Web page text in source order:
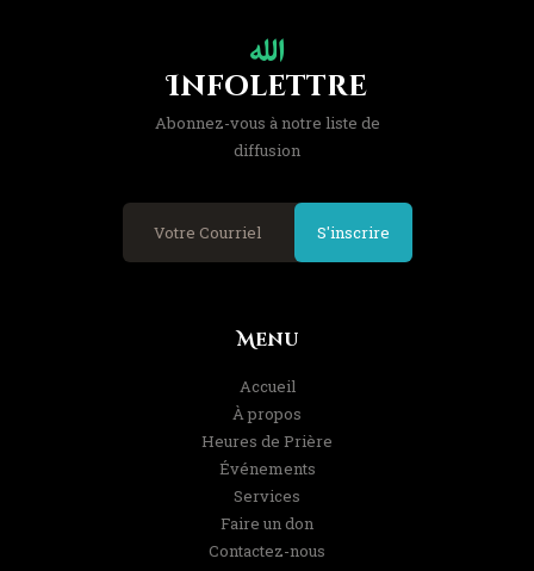
Infolettre
Abonnez-vous à notre liste de
diffusion
S'inscrire
Menu
Accueil
À propos
Heures de Prière
Événements
Services
Faire un don
Contactez-nous